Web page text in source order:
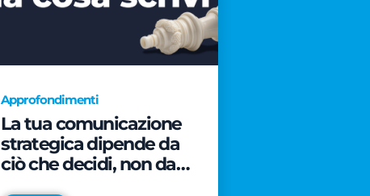
Approfondimenti
La tua comunicazione
strategica dipende da
ciò che decidi, non da